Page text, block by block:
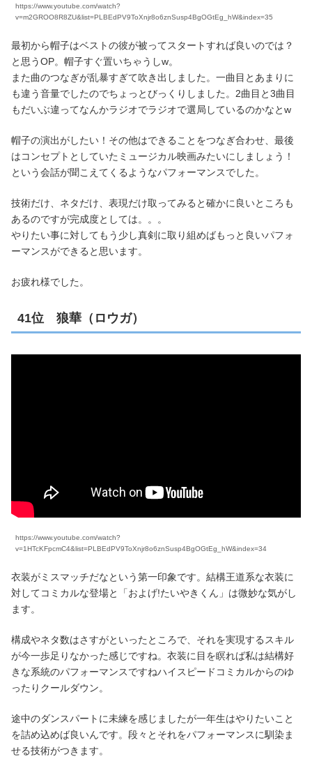
https://www.youtube.com/watch?
v=m2GROO8R8ZU&list=PLBEdPV9ToXnjr8o6znSusp4BgOGtEg_hW&index=35
最初から帽子はベストの彼が被ってスタートすれば良いのでは？
と思うOP。帽子すぐ置いちゃうしw。
また曲のつなぎが乱暴すぎて吹き出しました。一曲目とあまりに
も違う音量でしたのでちょっとびっくりしました。2曲目と3曲目
もだいぶ違ってなんかラジオでラジオで選局しているのかなとw
帽子の演出がしたい！その他はできることをつなぎ合わせ、最後
はコンセプトとしていたミュージカル映画みたいにしましょう！
という会話が聞こえてくるようなパフォーマンスでした。
技術だけ、ネタだけ、表現だけ取ってみると確かに良いところも
あるのですが完成度としては。。。
やりたい事に対してもう少し真剣に取り組めばもっと良いパフォ
ーマンスができると思います。
お疲れ様でした。
41位 狼華（ロウガ）
https://www.youtube.com/watch?
v=1HTcKFpcmC4&list=PLBEdPV9ToXnjr8o6znSusp4BgOGtEg_hW&index=34
衣装がミスマッチだなという第一印象です。結構王道系な衣装に
対してコミカルな登場と「およげ!たいやきくん」は微妙な気がし
ます。
構成やネタ数はさすがといったところで、それを実現するスキル
が今一歩足りなかった感じですね。衣装に目を瞑れば私は結構好
きな系統のパフォーマンスですねハイスピードコミカルからのゆ
ったりクールダウン。
途中のダンスパートに未練を感じましたが一年生はやりたいこと
を詰め込めば良いんです。段々とそれをパフォーマンスに馴染ま
せる技術がつきます。